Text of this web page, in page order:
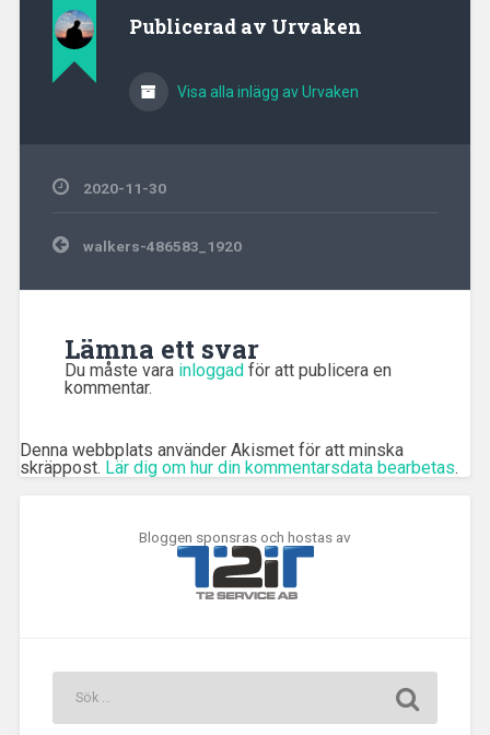
Publicerad av Urvaken
Visa alla inlägg av Urvaken
2020-11-30
Inläggsnavigering
walkers-486583_1920
Lämna ett svar
Du måste vara inloggad för att publicera en
kommentar.
Denna webbplats använder Akismet för att minska
skräppost. Lär dig om hur din kommentarsdata bearbetas.
Bloggen sponsras och hostas av